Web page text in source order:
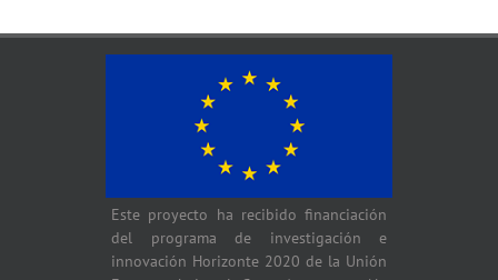
Este proyecto ha recibido financiación
del programa de investigación e
innovación Horizonte 2020 de la Unión